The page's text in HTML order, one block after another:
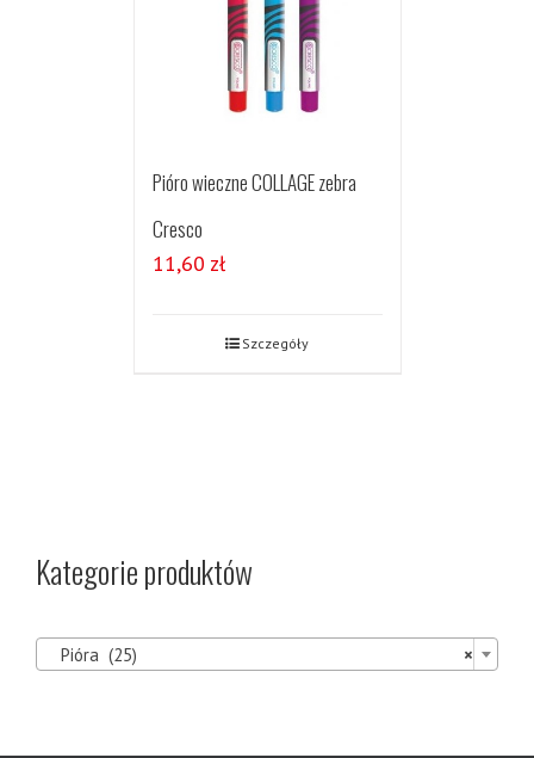
Pióro wieczne COLLAGE zebra
Cresco
11,60 zł
Szczegóły
Kategorie produktów
×
Pióra (25)